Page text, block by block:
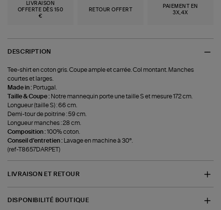
LIVRAISON
OFFERTE DÈS 150
€
RETOUR OFFERT
PAIEMENT EN
3X,4X
DESCRIPTION
Tee-shirt en coton gris. Coupe ample et carrée. Col montant. Manches
courtes et larges.
Made in : Portugal.
Taille & Coupe : Notre mannequin porte une taille S et mesure 172 cm.
Longueur (taille S) : 66 cm.
Demi-tour de poitrine : 59 cm.
Longueur manches : 28 cm.
Composition :100% coton.
Conseil d'entretien :
Lavage en machine à 30°.
(ref-T8657DARPET)
LIVRAISON ET RETOUR
DISPONIBILITÉ BOUTIQUE